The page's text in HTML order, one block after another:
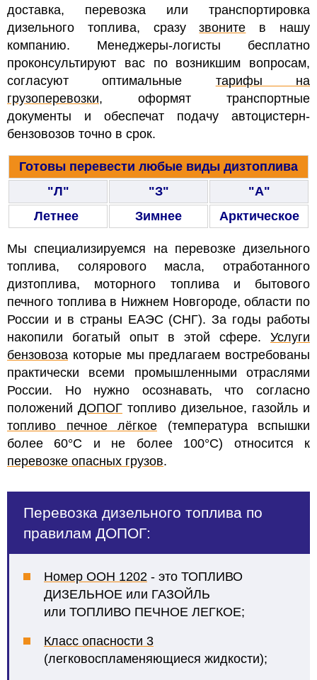
доставка, перевозка или транспортировка
дизельного топлива, сразузвоните в нашу
компанию. Менеджеры-логисты бесплатно
проконсультируют вас по возникшим вопросам,
согласуют оптимальные тарифы на
грузоперевозки, оформят транспортные
документы и обеспечат подачу автоцистерн-
бензовозов точно в срок.
Готовы перевести любые виды дизтоплива
"Л"
"З"
"А"
Летнее
Зимнее Арктическое
Мы специализируемся на перевозке дизельного
топлива, солярового масла, отработанного
дизтоплива, моторного топлива и бытового
печного топлива в Нижнем Новгороде, области по
России и в страны ЕАЭС (СНГ). За годы работы
накопили богатый опыт в этой сфере. Услуги
бензовоза которые мы предлагаем востребованы
практически всеми промышленными отраслями
России. Но нужно осознавать, что согласно
положений ДОПОГ топливо дизельное, газойль и
топливо печное лёгкое (температура вспышки
более 60°С и не более 100°С) относится к
перевозке опасных грузов.
Перевозка дизельного топлива по
правилам ДОПОГ:
Номер ООН 1202 - это ТОПЛИВО
ДИЗЕЛЬНОЕ или ГАЗОЙЛЬ
или ТОПЛИВО ПЕЧНОЕ ЛЕГКОЕ;
Класс опасности 3
(легковоспламеняющиеся жидкости);